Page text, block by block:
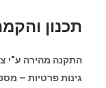
תכנון
התקנה מהירה ע"י
גינות פרטיות –